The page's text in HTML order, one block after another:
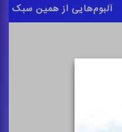
آلبوم‌هایی از همین سبک